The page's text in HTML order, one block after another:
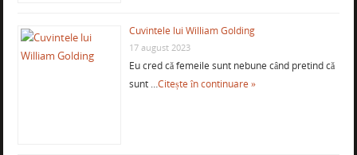
Cuvintele lui William Golding
17 august 2023
Eu cred că femeile sunt nebune când pretind că
sunt …Citește în continuare »